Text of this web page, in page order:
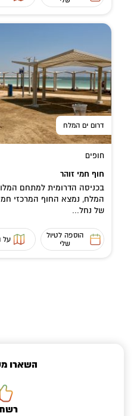
דרום ים המלח
חופים
חוף חמי זוהר
בכניסה הדרומית למתחם
המלח, נמצא החוף המרכזי
של נחל...
הוספה לטיול
שלי
על
השארו